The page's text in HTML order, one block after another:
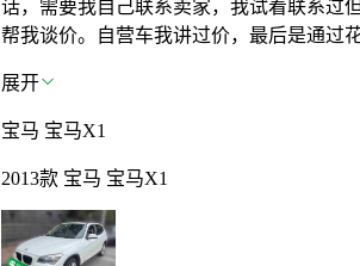
话，需要我自己联系卖家，我试着联系过
帮我谈价。自营车我讲过价，最后是通过
展开
宝马 宝马X1
2013款 宝马 宝马X1